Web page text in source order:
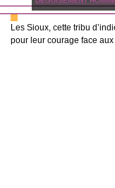
Les Sioux, cette tribu
pour leur courage face